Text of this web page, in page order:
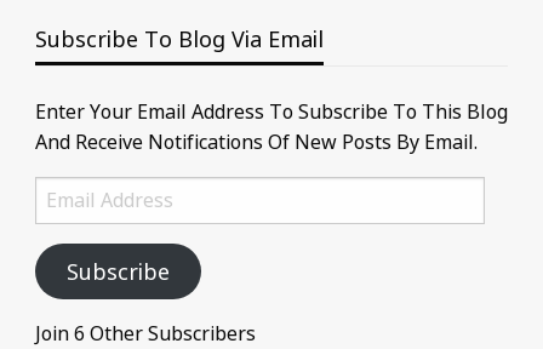
Subscribe To Blog Via Email
Enter Your Email Address To Subscribe To This Blog
And Receive Notifications Of New Posts By Email.
Email
Address
Subscribe
Join 6 Other Subscribers